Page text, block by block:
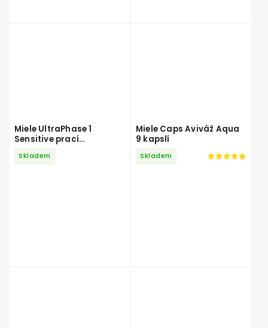
Miele UltraPhase 1
Sensitive prací
Skladem
Miele Caps Aviváž Aqua
9 kapslí
Skladem